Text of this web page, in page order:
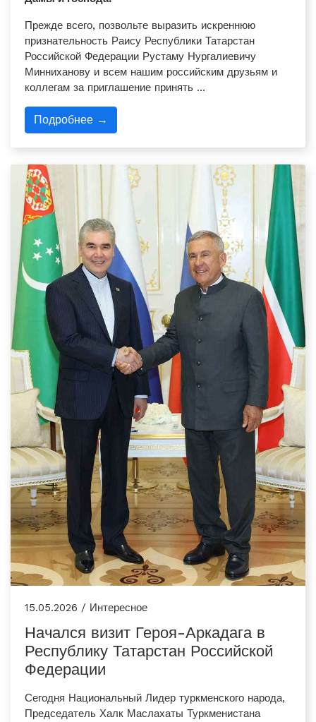
Прежде всего, позвольте выразить искреннюю
признательность Раису Республики Татарстан
Российской Федерации Рустаму Нургалиевичу
Минниханову и всем нашим российским друзьям и
коллегам за приглашение принять …
Подробнее →
15.05.2026 / Интересное
Начался визит Героя-Аркадага в
Республику Татарстан Российской
Федерации
Сегодня Национальный Лидер туркменского народа,
Председатель Халк Маслахаты Туркменистана